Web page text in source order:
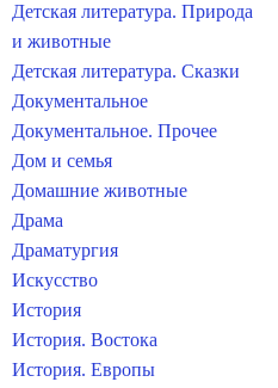
Детская литература. Природа
и животные
Детская литература. Сказки
Документальное
Документальное. Прочее
Дом и семья
Домашние животные
Драма
Драматургия
Искусство
История
История. Востока
История. Европы